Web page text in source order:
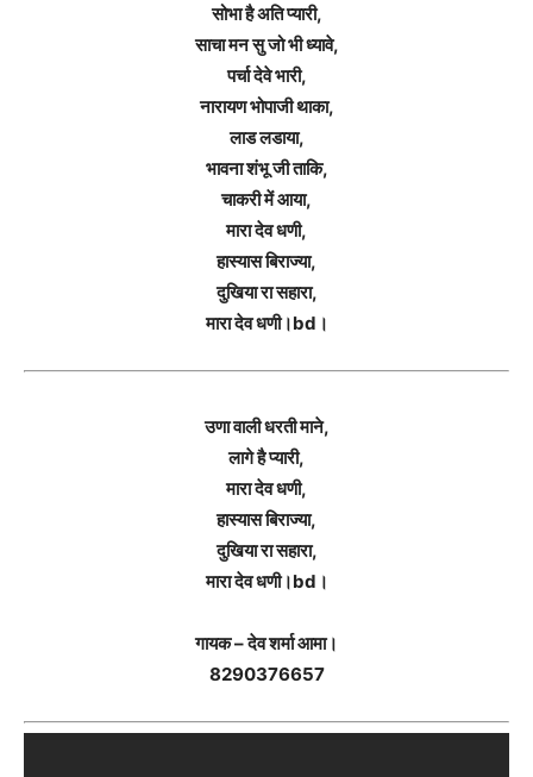
सोभा है अति प्यारी,
साचा मन सु जो भी ध्यावे,
पर्चा देवे भारी,
नारायण भोपाजी थाका,
लाड लडाया,
भावना शंभू जी ताकि,
चाकरी में आया,
मारा देव धणी,
हास्यास बिराज्या,
दुखिया रा सहारा,
मारा देव धणी।bd।
उणा वाली धरती माने,
लागे है प्यारी,
मारा देव धणी,
हास्यास बिराज्या,
दुखिया रा सहारा,
मारा देव धणी।bd।
गायक – देव शर्मा आमा।
8290376657